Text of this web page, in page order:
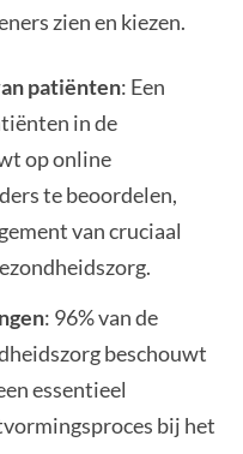
zien en kiezen.
patiënten: Een
in de
op online
te beoordelen,
van cruciaal
: 96% van de
beschouwt
essentieel
bij het